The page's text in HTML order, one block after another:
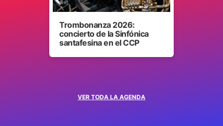
VER TODA LA AGENDA
Trombonanza 2026:
concierto de la Sinfónica
santafesina en el CCP